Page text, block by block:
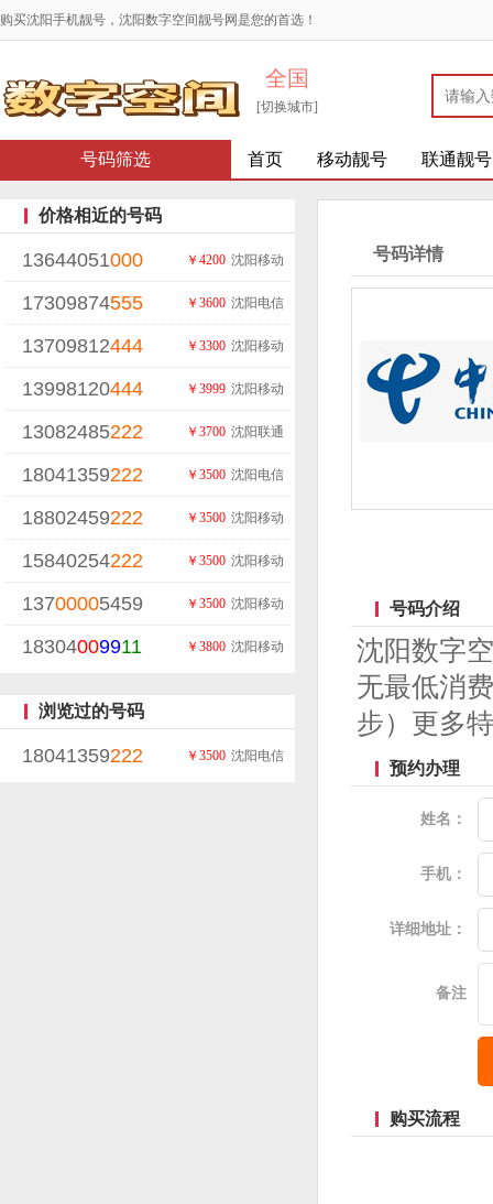
购买沈阳手机靓号，沈阳数字空间靓号网是您的首选！
全国
[切换城市]
号码筛选 首页 移动靓号 联通靓号
价格相近的号码
13644051000 沈阳移动
￥4200
17309874555 沈阳电信
￥3600
13709812444 沈阳移动
￥3300
13998120444 沈阳移动
￥3999
13082485222 沈阳联通
￥3700
18041359222 沈阳电信
￥3500
18802459222 沈阳移动
￥3500
15840254222 沈阳移动
￥3500
13700005459 沈阳移动
￥3500
18304009911 沈阳移动
￥3800
浏览过的号码
18041359222 沈阳电信
￥3500
号码详情
号码介绍
沈阳数字
无最低消
步）更多
预约办理
姓名：
手机：
详细地址：
备注
购买流程